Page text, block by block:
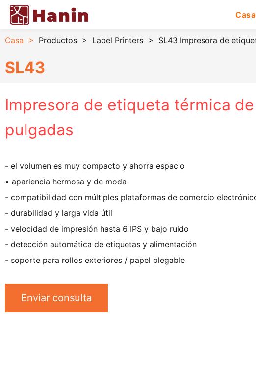
Casa
Casa > Productos > Label Printers > SL43 Impresora de
SL43
Impresora de etiqueta térmica
pulgadas
- el volumen es muy compacto y ahorra espacio
• apariencia hermosa y de moda
- compatibilidad con múltiples plataformas de comercio
- durabilidad y larga vida útil
- velocidad de impresión hasta 6 IPS y bajo ruido
- detección automática de etiquetas y alimentación
- soporte para rollos exteriores / papel plegable
Enviar consulta